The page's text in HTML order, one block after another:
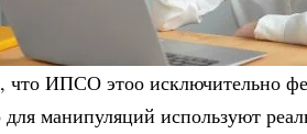
что ИПСО этоо исключительно
для манипуляций используют